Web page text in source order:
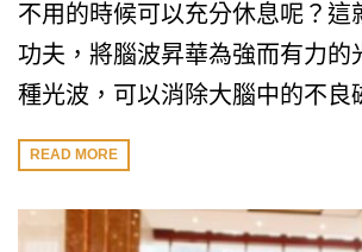
不用的時候可以充分休息呢？這
功夫，將腦波昇華為強而有力的
種光波，可以消除大腦中的不良
READ MORE